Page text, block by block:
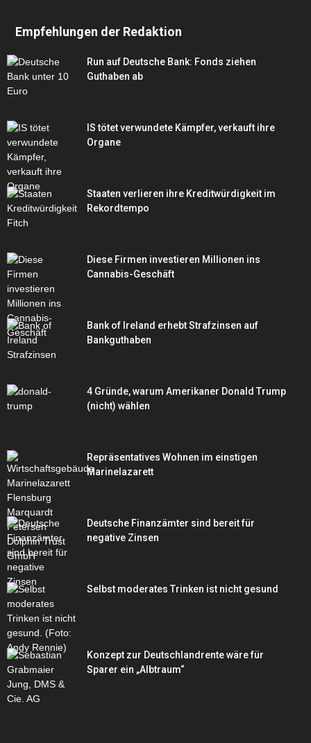
Empfehlungen der Redaktion
Run auf Deutsche Bank: Fonds ziehen
Guthaben ab
IS tötet verwundete Kämpfer, verkauft ihre
Organe
Staaten verlieren ihre Kreditwürdigkeit im
Rekordtempo
Diese Firmen investieren Millionen ins
Cannabis-Geschäft
Bank of Ireland erhebt Strafzinsen auf
Bankguthaben
4 Gründe, warum Amerikaner Donald Trump
(nicht) wählen
Repräsentatives Wohnen im einstigen
Marinelazarett
Deutsche Finanzämter sind bereit für
negative Zinsen
Selbst moderates Trinken ist nicht gesund
Konzept zur Deutschlandrente wäre für
Sparer ein „Albtraum“